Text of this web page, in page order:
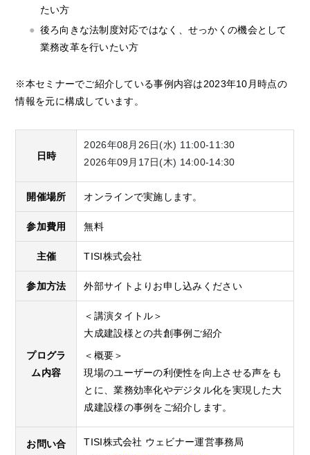
たい方
後ろ向きな法制度対応ではなく、せっかくの機会として
業務改革を行いたい方
※本セミナーでご紹介している事例内容は2023年10月時点の
情報を元に構成しています。
日時
2026年08月26日(水) 11:00-11:30
2026年09月17日(木) 14:00-14:30
開催場所 オンラインで実施します。
参加費用 無料
主催 TISI株式会社
参加方法 外部サイトよりお申し込みください
プログラ
ム内容
＜講演タイトル＞
大成建設様との共創事例ご紹介
＜概要＞
現場のユーザーの利便性を向上させる声をも
とに、業務効率化やデジタル化を実現した大
成建設様の事例をご紹介します。
お問い合
TISI株式会社 ウェビナー運営事務局